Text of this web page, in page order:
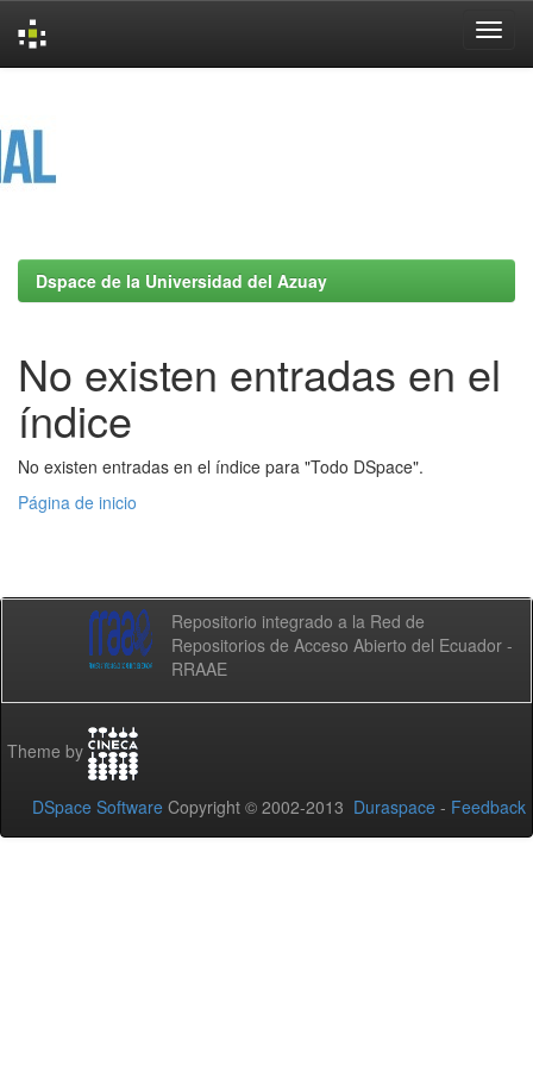
Dspace de la Universidad del Azuay
No existen entradas en el
índice
No existen entradas en el índice para "Todo DSpace".
Página de inicio
Repositorio integrado a la Red de
Repositorios de Acceso Abierto del Ecuador -
RRAAE
Theme by
DSpace Software Copyright © 2002-2013 Duraspace - Feedback